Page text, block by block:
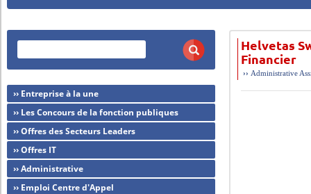
Helvetas
Financier
›› Administrative
›› Entreprise à la une
›› Les Concours de la fonction publiques
›› Offres des Secteurs Leaders
›› Offres IT
›› Administrative
›› Emploi Centre d'Appel